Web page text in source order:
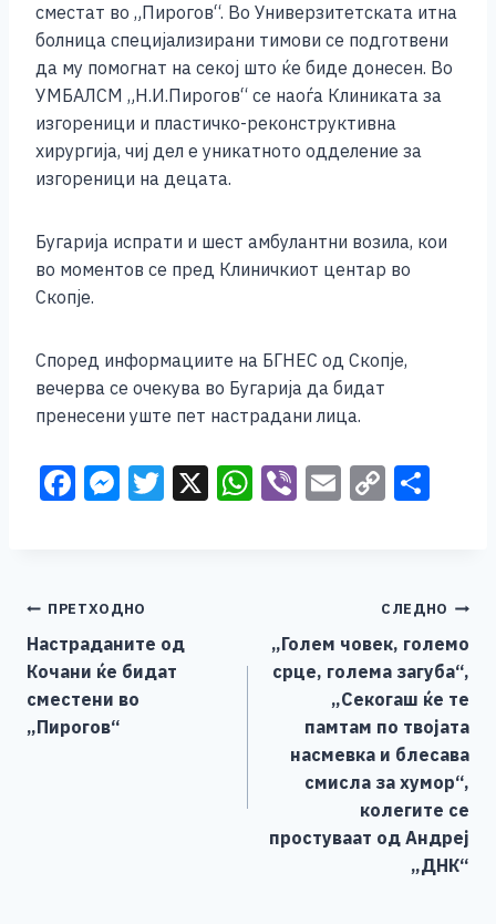
сместат во „Пирогов“. Во Универзитетската итна
болница специјализирани тимови се подготвени
да му помогнат на секој што ќе биде донесен. Во
УМБАЛСМ „Н.И.Пирогов“ се наоѓа Клиниката за
изгореници и пластичко-реконструктивна
хирургија, чиј дел е уникатното одделение за
изгореници на децата.
Бугарија испрати и шест амбулантни возила, кои
во моментов се пред Клиничкиот центар во
Скопје.
Според информациите на БГНЕС од Скопје,
вечерва се очекува во Бугарија да бидат
пренесени уште пет настрадани лица.
F
b
o
o
k
M
n
g
er
T X W
p
Vi E C
Li
n
k
Навигација
на
напис
ПРЕТХОДНО
Настраданите од
Кочани ќе бидат
сместени во
„Пирогов“
СЛЕДНО
„Голем човек, големо
срце, голема загуба“,
„Секогаш ќе те
памтам по твојата
насмевка и блесава
смисла за хумор“,
колегите се
простуваат од Андреј
„ДНК“